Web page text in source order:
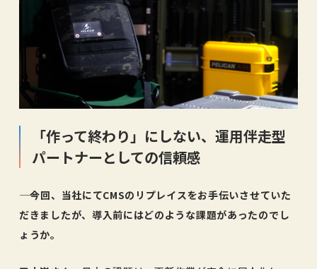
「作って終わり」にしない、運用伴走型
パートナーとしての信頼感
―― 今回、当社にてCMSのリプレイスをお手伝いさせていた
だきましたが、導入前にはどのような課題があったのでし
ょうか。